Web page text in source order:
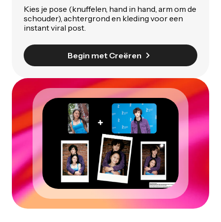
Kies je pose (knuffelen, hand in hand, arm om de
schouder), achtergrond en kleding voor een
instant viral post.
Begin met Creëren